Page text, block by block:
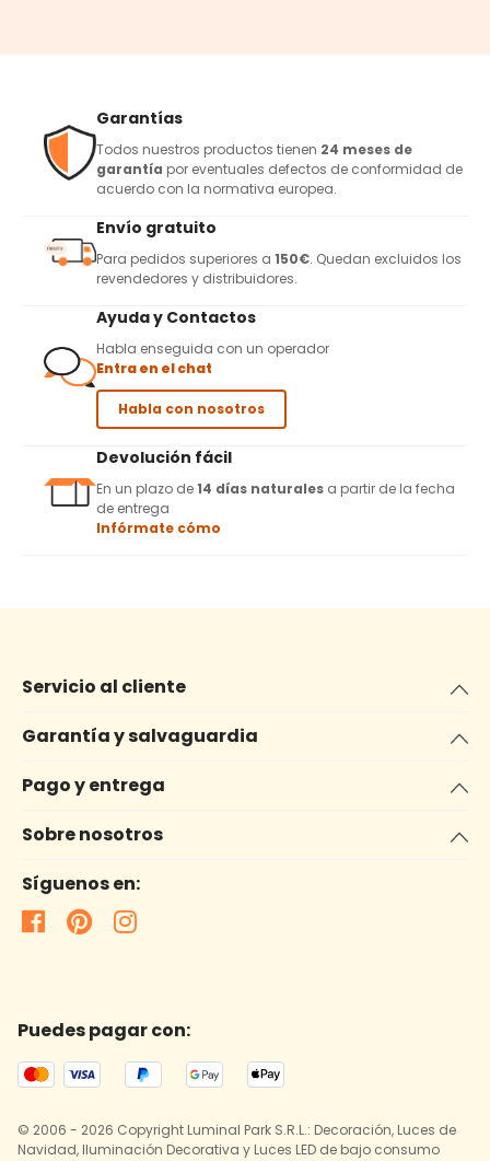
Garantías
Todos nuestros productos tienen 24 meses de
garantía por eventuales defectos de conformidad de
acuerdo con la normativa europea.
Envío gratuito
Para pedidos superiores a 150€. Quedan excluidos los
revendedores y distribuidores.
Ayuda y Contactos
Habla enseguida con un operador
Entra en el chat
Habla con nosotros
Devolución fácil
En un plazo de14 días naturales a partir de la fecha
de entrega
Infórmate cómo
Servicio al cliente
Garantía y salvaguardia
Pago y entrega
Sobre nosotros
Síguenos en:
Puedes pagar con:
© 2006 - 2026 Copyright Luminal Park S.R.L.: Decoración, Luces de
Navidad, Iluminación Decorativa y Luces LED de bajo consumo